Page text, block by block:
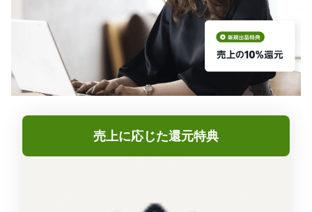
売上に応じた還元特典